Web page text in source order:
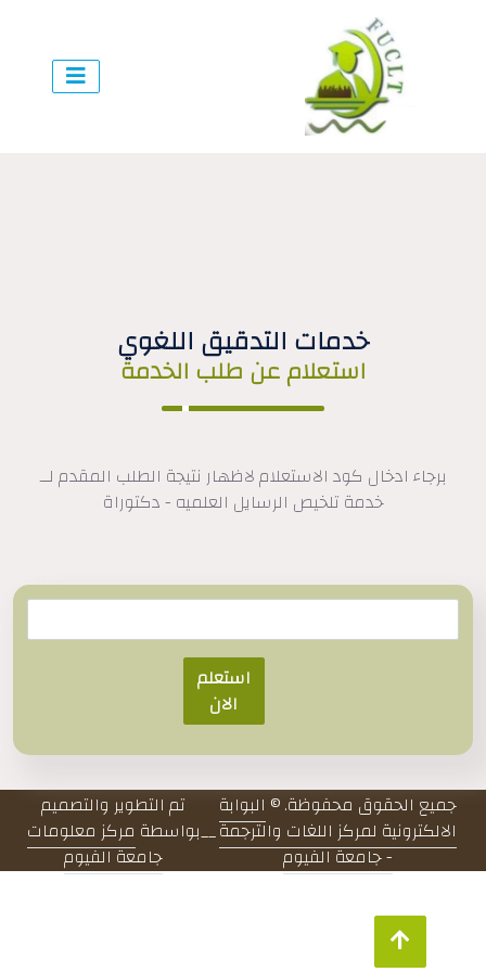
خدمات التدقيق اللغوي
استعلام عن طلب الخدمة
برجاء ادخال كود الاستعلام لاظهار نتيجة الطلب المقدم لــ
خدمة تلخيص الرسايل العلميه - دكتوراة
استعلم
الان
جميع الحقوق محفوظة. ©البوابة
الالكترونية لمركز اللغات والترجمة
- جامعة الفيوم
__
تم التطوير والتصميم
بواسطةمركز معلومات
جامعة الفيوم